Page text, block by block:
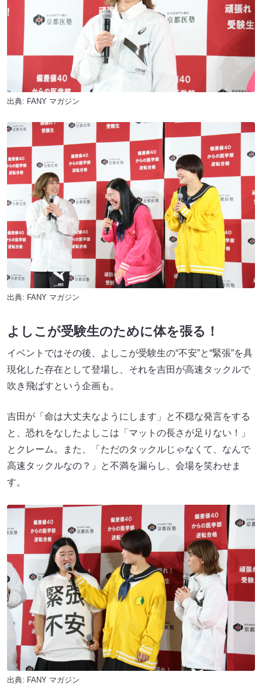
出典: FANY マガジン
出典: FANY マガジン
よしこが受験生のために体を張る！
イベントではその後、よしこが受験生の“不安”と“緊張”を具
現化した存在として登場し、それを吉田が高速タックルで
吹き飛ばすという企画も。
吉田が「命は大丈夫なようにします」と不穏な発言をする
と、恐れをなしたよしこは「マットの長さが足りない！」
とクレーム。また、「ただのタックルじゃなくて、なんで
高速タックルなの？」と不満を漏らし、会場を笑わせま
す。
出典: FANY マガジン